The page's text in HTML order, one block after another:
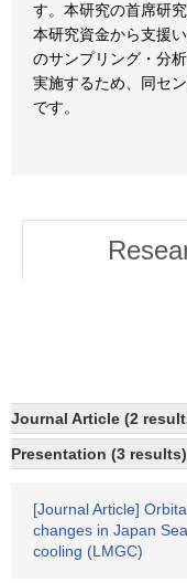
す。本研究の首席研
本研究資金から支援
のサンプリング・分
実施するため、同セ
です。
Journal Article (2
Presentation (3
[Journal Article]
changes in Japan
cooling (LMGC)